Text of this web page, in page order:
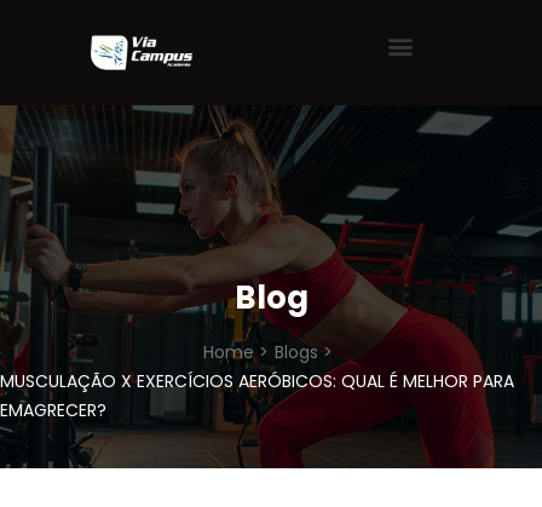
Blog
Home > Blogs >
MUSCULAÇÃO X EXERCÍCIOS AERÓBICOS: QUAL É MELHOR PARA
EMAGRECER?